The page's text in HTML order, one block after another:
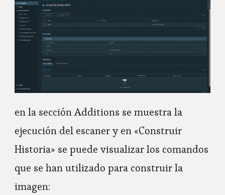
en la sección Additions se muestra la
ejecución del escaner y en «Construir
Historia» se puede visualizar los comandos
que se han utilizado para construir la
imagen: